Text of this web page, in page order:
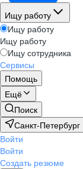
Ищу работу
Ищу работу
Ищу работу
Ищу сотрудника
Сервисы
Помощь
Ещё
Поиск
Санкт-Петербург
Войти
Войти
Создать резюме